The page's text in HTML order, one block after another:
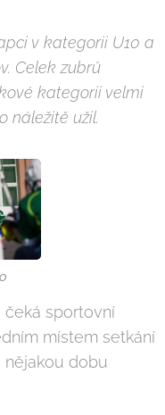
v kategorii U10 a
Celek zubrů
kategorii velmi
náležitě užil.
čeká sportovní
místem setkání
nějakou dobu